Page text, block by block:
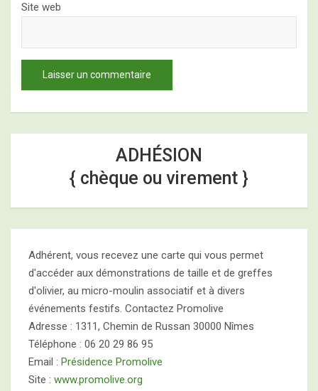
Site web
ADHÉSION
{ chèque ou virement }
Adhérent, vous recevez une carte qui vous permet
d'accéder aux démonstrations de taille et de greffes
d'olivier, au micro-moulin associatif et à divers
événements festifs. Contactez Promolive
Adresse : 1311, Chemin de Russan 30000 Nîmes
Téléphone : 06 20 29 86 95
Email : Présidence Promolive
Site : www.promolive.org